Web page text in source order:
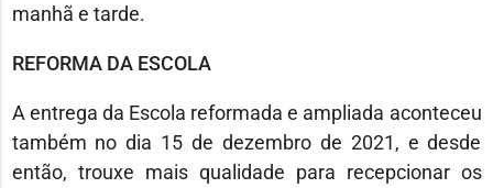
manhã e tarde.
REFORMA DA ESCOLA
A entrega da Escola reformada e ampliada aconteceu
também no dia 15 de dezembro de 2021, e desde
então, trouxe mais qualidade para recepcionar os